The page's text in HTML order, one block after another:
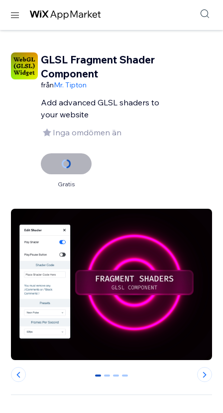
GLSL Fragment Shader
Component
frånMr. Tipton
Add advanced GLSL shaders to
your website
Inga omdömen än
Gratis
0 1 2 3